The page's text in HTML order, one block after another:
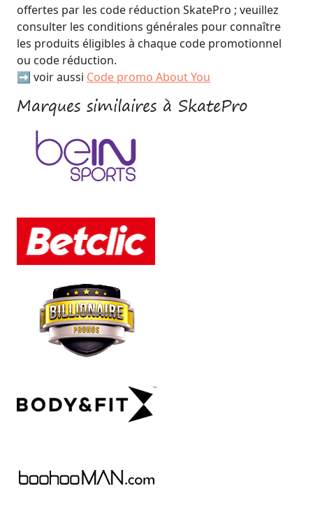
offertes par les code réduction SkatePro ; veuillez
consulter les conditions générales pour connaître
les produits éligibles à chaque code promotionnel
ou code réduction.
➡️ voir aussi Code promo About You
Marques similaires à SkatePro